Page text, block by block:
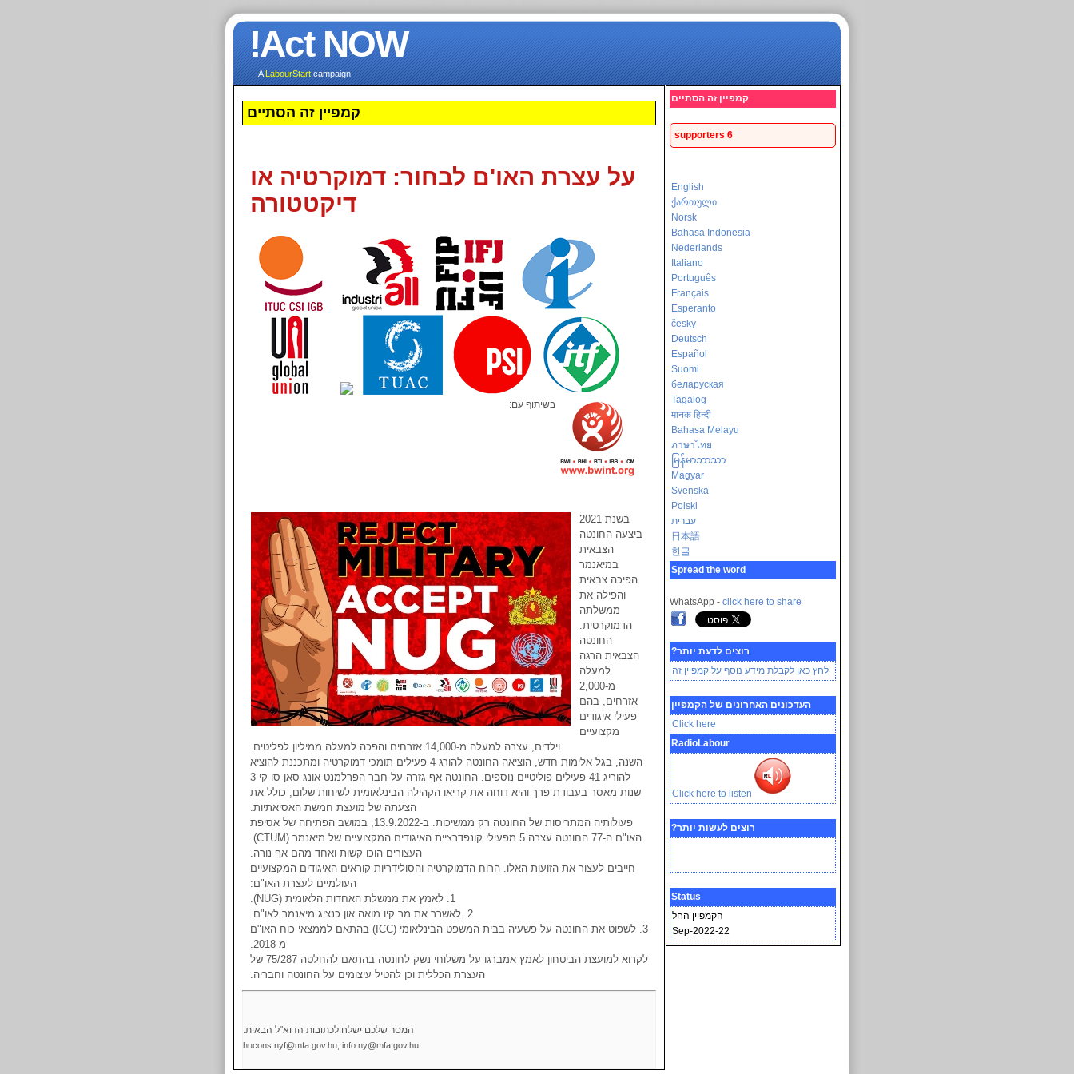
Act NOW!
ALabourStartcampaign.
קמפיין זה הסתיים
על עצרת האו'ם לבחור: דמוקרטיה או
דיקטטורה
בשיתוף עם:
בשנת 2021
ביצעה החונטה
הצבאית
במיאנמר
הפיכה צבאית
והפילה את
ממשלתה
הדמוקרטית.
החונטה
הצבאית הרגה
למעלה
מ-2,000
אזרחים, בהם
פעילי איגודים
מקצועיים
וילדים, עצרה למעלה מ-14,000 אזרחים והפכה למעלה ממיליון לפליטים.
השנה, בגל אלימות חדש, הוציאה החונטה להורג 4 פעילים תומכי דמוקרטיה ומתכננת להוציא
להוריג 41 פעילים פוליטיים נוספים. החונטה אף גזרה על חבר הפרלמנט אונג סאן סו קי 3
שנות מאסר בעבודת פרך והיא דוחה את קריאו הקהילה הבינלאומית לשיחות שלום, כולל את
הצעתה של מועצת חמשת האסיאתיות.
פעולותיה המתריסות של החונטה רק ממשיכות. ב-13.9.2022, במושב הפתיחה של אסיפת
האו"ם ה-77 החונטה עצרה 5 מפעילי קונפדרציית האיגודים המקצועיים של מיאנמר (CTUM).
העצורים הוכו קשות ואחד מהם אף נורה.
חייבים לעצור את הזועות האלו. הרוח הדמוקרטיה והסולידריות קוראים האיגודים המקצועיים
העולמיים לעצרת האו"ם:
1. לאמץ את ממשלת האחדות הלאומית (NUG).
2. לאשרר את מר קיו מואה און כנציג מיאנמר לאו"ם.
3. לשפוט את החונטה על פשעיה בבית המשפט הבינלאומי (ICC) בהתאם לממצאי כוח האו"ם
מ-2018.
לקרוא למועצת הביטחון לאמץ אמברגו על משלוחי נשק לחונטה בהתאם להחלטה 75/287 של
העצרת הכללית וכן להטיל עיצומים על החונטה וחבריה.
המסר שלכם ישלח לכתובות הדוא"ל הבאות:
hucons.nyf@mfa.gov.hu, info.ny@mfa.gov.hu
קמפיין זה הסתיים
6 supporters
English
ქართული
Norsk
Bahasa Indonesia
Nederlands
Italiano
Português
Français
Esperanto
česky
Deutsch
Español
Suomi
беларуская
Tagalog
मानक हिन्दी
Bahasa Melayu
ภาษาไทย
မြန်မာဘာသာ
Magyar
Svenska
Polski
עברית
日本語
한글
Spread the word
WhatsApp - click here to share
רוצים לדעת יותר?
לחץ כאן לקבלת מידע נוסף על קמפיין זה
העדכונים האחרונים של הקמפיין
Click here
RadioLabour
Click here to listen
רוצים לעשות יותר?
Status
הקמפיין החל
22-Sep-2022